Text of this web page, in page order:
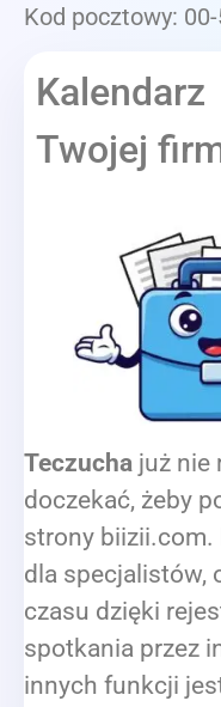
Kod pocztowy:
Twojej
Teczucha już nie
doczekać, żeby
strony biizii.com.
dla specjalistów,
czasu dzięki
spotkania przez
innych funkcji